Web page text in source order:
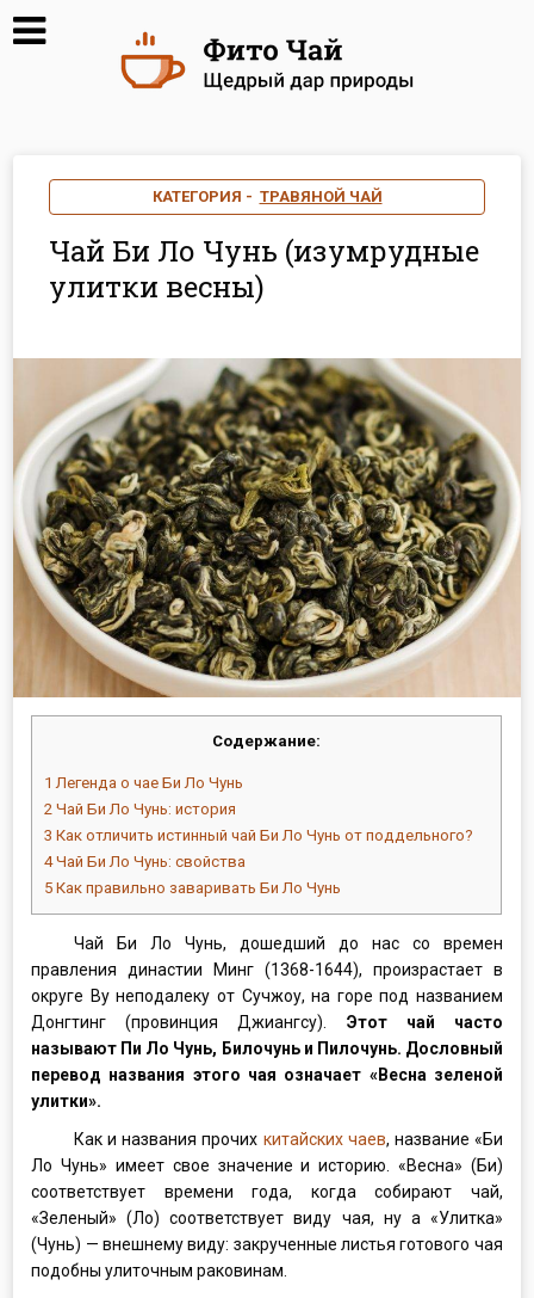
КАТЕГОРИЯ - ТРАВЯНОЙ ЧАЙ
Чай Би Ло Чунь (изумрудные
улитки весны)
Содержание:
1 Легенда о чае Би Ло Чунь
2 Чай Би Ло Чунь: история
3 Как отличить истинный чай Би Ло Чунь от поддельного?
4Чай Би Ло Чунь: свойства
5 Как правильно заваривать Би Ло Чунь
Чай Би Ло Чунь, дошедший до нас со времен
правления династии Минг (1368-1644), произрастает в
округе Ву неподалеку от Сучжоу, на горе под названием
Донгтинг (провинция Джиангсу). Этот чай часто
называют Пи Ло Чунь, Билочунь и Пилочунь. Дословный
перевод названия этого чая означает «Весна зеленой
улитки».
Как и названия прочих китайских чаев, название «Би
Ло Чунь» имеет свое значение и историю. «Весна» (Би)
соответствует времени года, когда собирают чай,
«Зеленый» (Ло) соответствует виду чая, ну а «Улитка»
(Чунь) — внешнему виду: закрученные листья готового чая
подобны улиточным раковинам.